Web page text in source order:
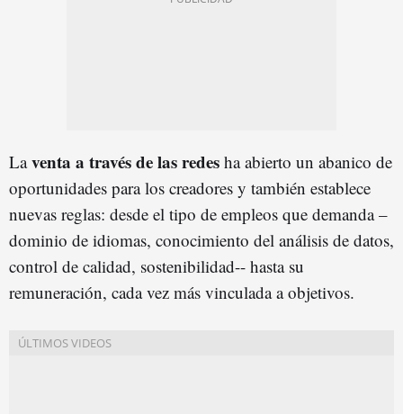
Laventa a través de las redes ha abierto un abanico de
oportunidades para los creadores y también establece
nuevas reglas: desde el tipo de empleos que demanda –
dominio de idiomas, conocimiento del análisis de datos,
control de calidad, sostenibilidad-- hasta su
remuneración, cada vez más vinculada a objetivos.